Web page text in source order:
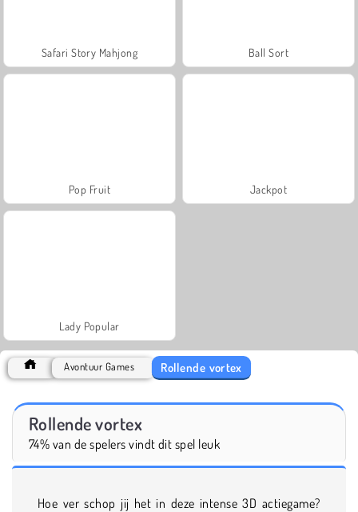
Safari Story Mahjong Ball Sort
Pop Fruit Jackpot
Lady Popular
Avontuur Games Rollende vortex
Rollende vortex
74% van de spelers vindt dit spel leuk
Hoe ver schop jij het in deze intense 3D actiegame?